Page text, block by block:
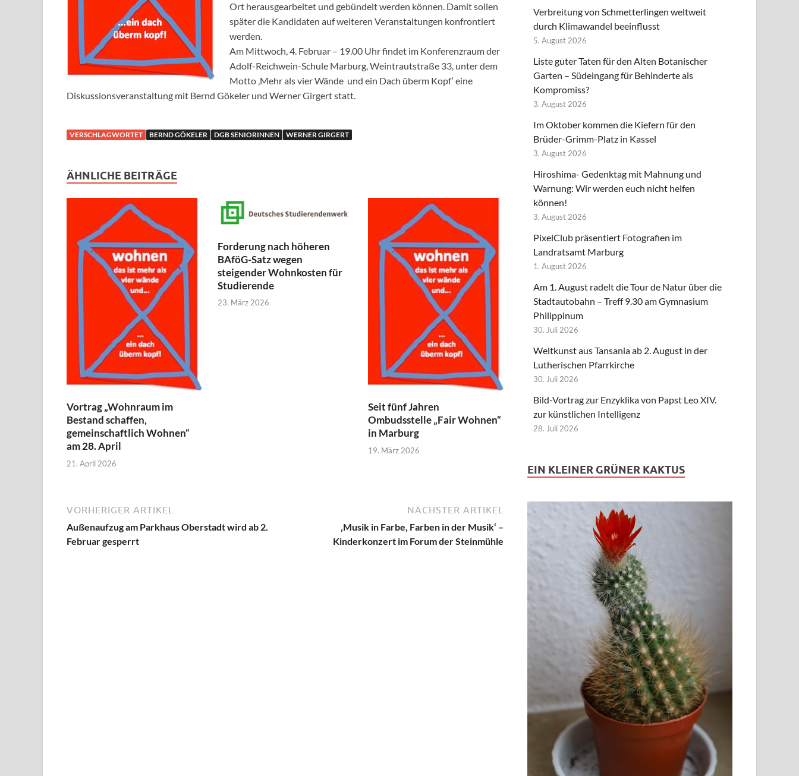
Ort herausgearbeitet und gebündelt werden können. Damit sollen
später die Kandidaten auf weiteren Veranstaltungen konfrontiert
werden.
Am Mittwoch, 4. Februar – 19.00 Uhr findet im Konferenzraum der
Adolf-­Reichwein-­Schule Marburg, Weintrautstraße 33, unter dem
Motto ‚Mehr als vier Wände und ein Dach überm Kopf‘ eine
Diskussionsveranstaltung mit Bernd Gökeler und Werner Girgert statt.
VERSCHLAGWORTET BERND GÖKELER DGB SENIORINNEN WERNER GIRGERT
ÄHNLICHE BEITRÄGE
Vortrag „Wohnraum im
Bestand schaffen,
gemeinschaftlich Wohnen“
am 28. April
21. April 2026
Forderung nach höheren
BAföG-Satz wegen
steigender Wohnkosten für
Studierende
23. März 2026
Seit fünf Jahren
Ombudsstelle „Fair Wohnen“
in Marburg
19. März 2026
VORHERIGER ARTIKEL
Außenaufzug am Parkhaus Oberstadt wird ab 2.
Februar gesperrt
NÄCHSTER ARTIKEL
‚Musik in Farbe, Farben in der Musik‘ –
Kinderkonzert im Forum der Steinmühle
Verbreitung von Schmetterlingen weltweit
durch Klimawandel beeinflusst
5. August 2026
Liste guter Taten für den Alten Botanischer
Garten – Südeingang für Behinderte als
Kompromiss?
3. August 2026
Im Oktober kommen die Kiefern für den
Brüder-Grimm-Platz in Kassel
3. August 2026
Hiroshima- Gedenktag mit Mahnung und
Warnung: Wir werden euch nicht helfen
können!
3. August 2026
PixelClub präsentiert Fotografien im
Landratsamt Marburg
1. August 2026
Am 1. August radelt die Tour de Natur über die
Stadtautobahn – Treff 9.30 am Gymnasium
Philippinum
30. Juli 2026
Weltkunst aus Tansania ab 2. August in der
Lutherischen Pfarrkirche
30. Juli 2026
Bild-Vortrag zur Enzyklika von Papst Leo XIV.
zur künstlichen Intelligenz
28. Juli 2026
EIN KLEINER GRÜNER KAKTUS